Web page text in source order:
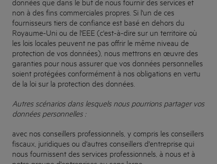
non à des fins commerciales propres. Si l'un de ces
fournisseurs tiers de confiance est basé en dehors du
Royaume-Uni ou de l'EEE (c'est-à-dire sur un territoire où
les lois locales peuvent ne pas offrir le même niveau de
protection de vos données), nous mettrons en œuvre des
garanties pour nous assurer que vos données personnelles
soient protégées conformément à nos obligations en vertu
de la loi sur la protection des données.
Autres scénarios dans lesquels nous pourrions partager vos
données personnelles :
avec nos conseillers professionnels, y compris les conseillers
fiscaux, juridiques ou d'autres conseillers d'entreprise qui
nous fournissent des services professionnels, à nous et à